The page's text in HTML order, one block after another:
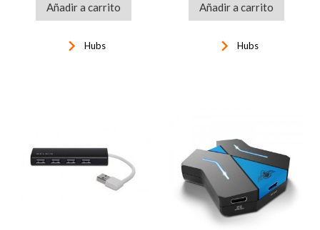
Añadir a carrito
keyboard_arrow_right Hubs
Añadir a carrito
keyboard_arrow_right Hubs